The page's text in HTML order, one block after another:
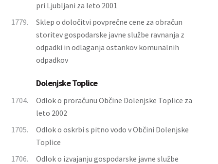
pri Ljubljani za leto 2001
1779.
Sklep o določitvi povprečne cene za obračun
storitev gospodarske javne službe ravnanja z
odpadki in odlaganja ostankov komunalnih
odpadkov
Dolenjske Toplice
1704.
Odlok o proračunu Občine Dolenjske Toplice za
leto 2002
1705.
Odlok o oskrbi s pitno vodo v Občini Dolenjske
Toplice
1706.
Odlok o izvajanju gospodarske javne službe